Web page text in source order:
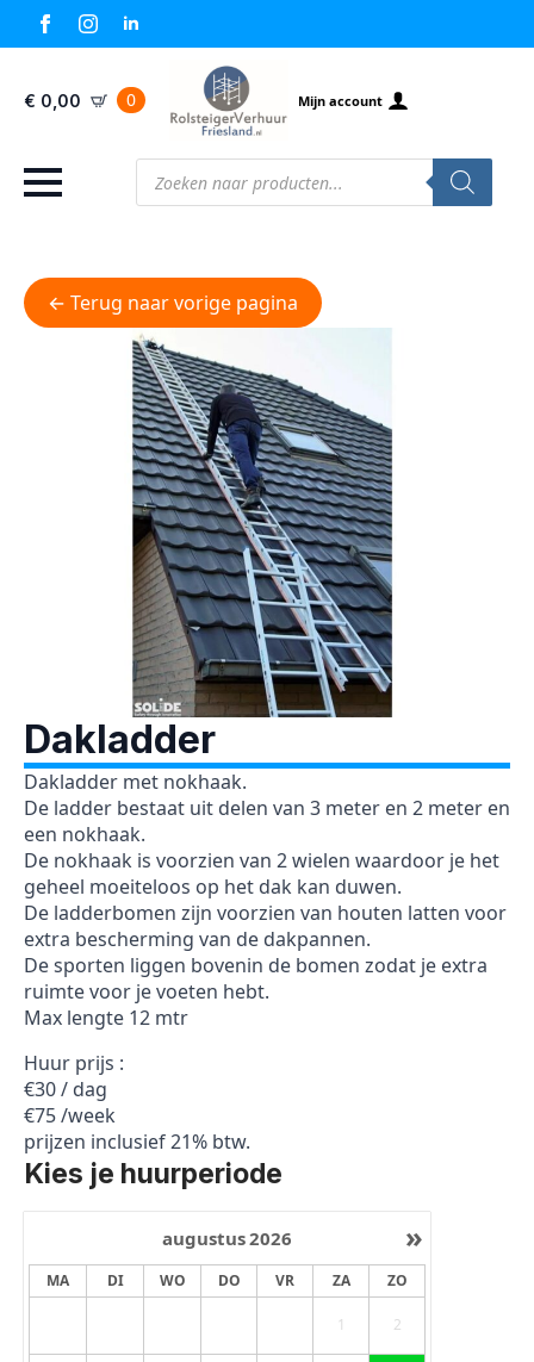
€ 0,00 0 Mijn account
Producten
zoeken
← Terug naar vorige pagina
Dakladder
Dakladder met nokhaak.
De ladder bestaat uit delen van 3 meter en 2 meter en
een nokhaak.
De nokhaak is voorzien van 2 wielen waardoor je het
geheel moeiteloos op het dak kan duwen.
De ladderbomen zijn voorzien van houten latten voor
extra bescherming van de dakpannen.
De sporten liggen bovenin de bomen zodat je extra
ruimte voor je voeten hebt.
Max lengte 12 mtr
Huur prijs :
€30 / dag
€75 /week
prijzen inclusief 21% btw.
Kies je huurperiode
»
augustus2026
MA DI WO DO VR ZA ZO
1 2